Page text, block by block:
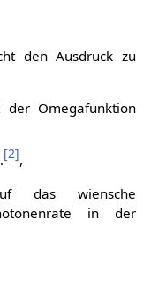
den Ausdruck zu
Omegafunktion
[2],
das wiensche
in der